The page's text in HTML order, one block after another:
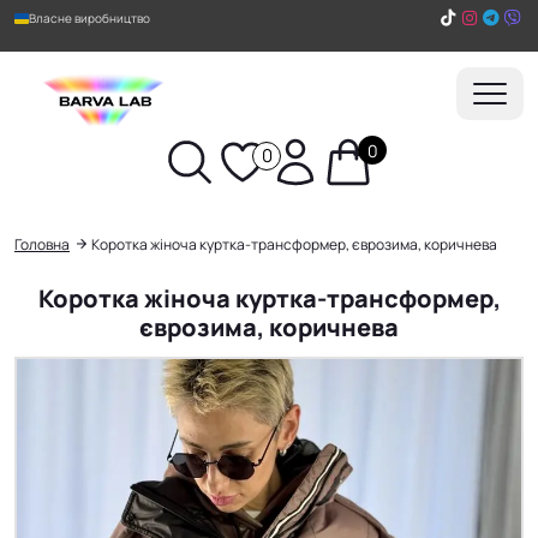
Власне виробництво
0 0
Пошук
Головна Коротка жіноча куртка-трансформер, єврозима, коричнева
Коротка жіноча куртка-трансформер,
єврозима, коричнева